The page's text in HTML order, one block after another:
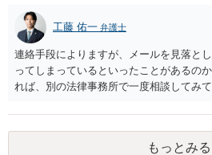
工藤 佑一 弁護士
連絡手段によりますが、メールを見落と
ってしまっているといったことがあるの
れば、別の法律事務所で一度相談してみ
もっとみる